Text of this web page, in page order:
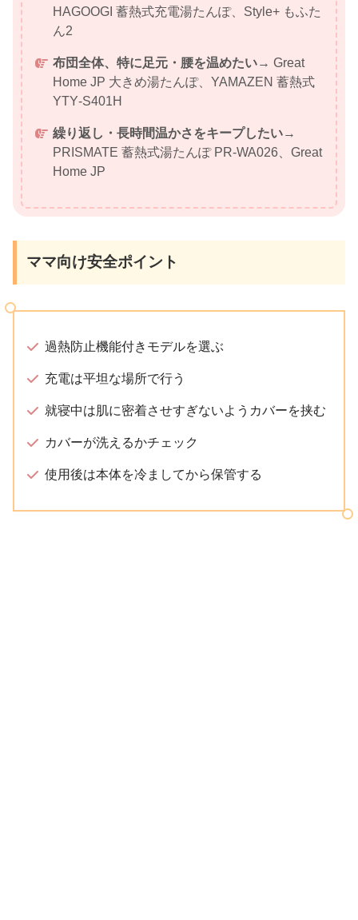
HAGOOGI 蓄熱式充電湯たんぽ、Style+ もふた
ん2
布団全体、特に足元・腰を温めたい→ Great
Home JP 大きめ湯たんぽ、YAMAZEN 蓄熱式
YTY‑S401H
繰り返し・長時間温かさをキープしたい→
PRISMATE 蓄熱式湯たんぽ PR‑WA026、Great
Home JP
ママ向け安全ポイント
過熱防止機能付きモデルを選ぶ
充電は平坦な場所で行う
就寝中は肌に密着させすぎないようカバーを挟む
カバーが洗えるかチェック
使用後は本体を冷ましてから保管する